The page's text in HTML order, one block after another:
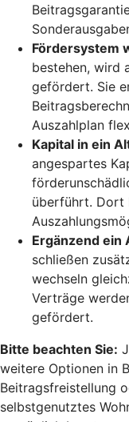
Fördersystem
bestehen, wird
gefördert. Sie
Auszahlplan
Kapital in ein
angespartes
überführt. Dort
Ergänzend
schließen
wechseln
Verträge
gefördert.
Bitte beachten Sie:
weitere Optionen in
Beitragsfreistellung
selbstgenutztes